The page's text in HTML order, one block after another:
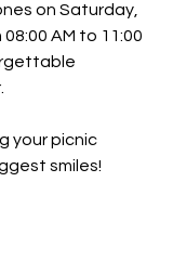
on Saturday,
AM to 11:00
your picnic
smiles!